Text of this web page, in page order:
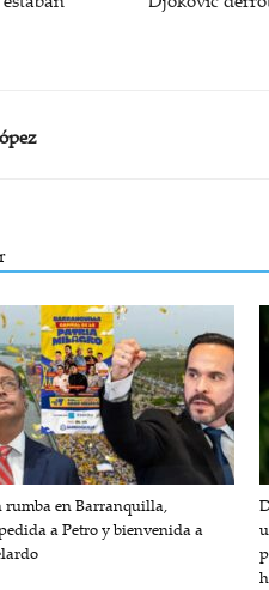
rumba en Barranquilla,
a Petro y bienvenida a